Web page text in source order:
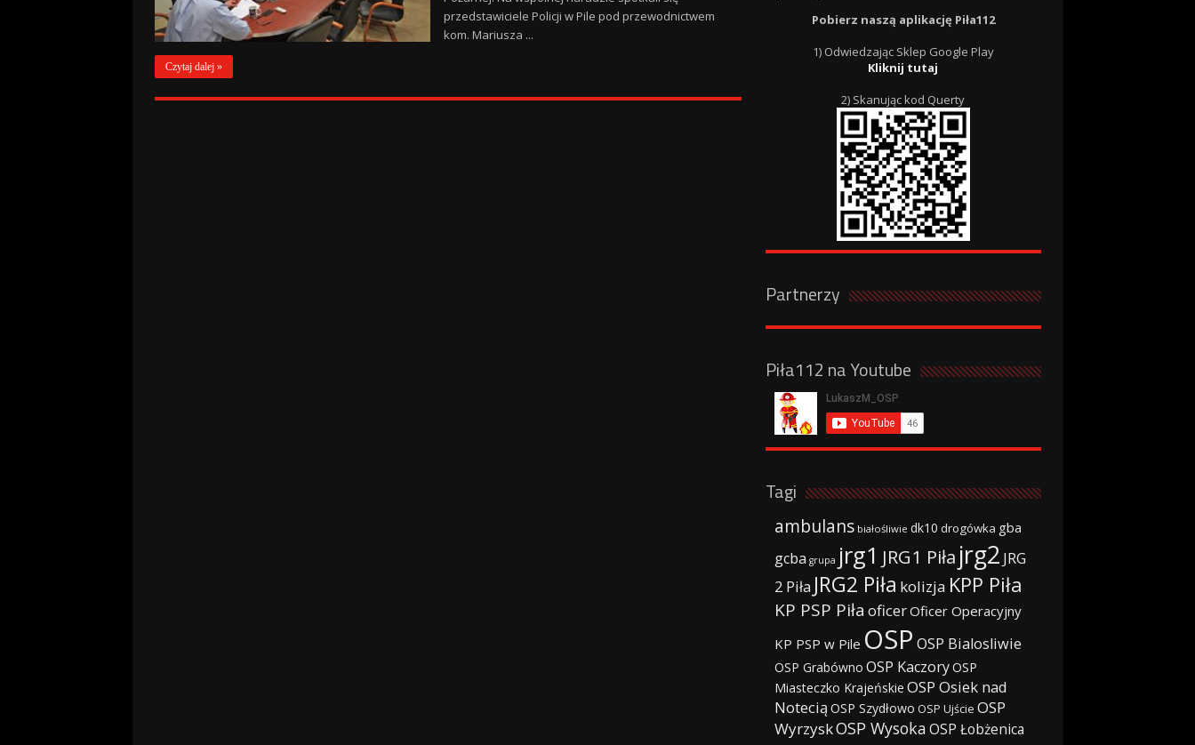
przedstawiciele Policji w Pile pod przewodnictwem
kom. Mariusza ...
Czytaj dalej »
Pobierz naszą aplikację Piła112
1) Odwiedzając Sklep Google Play
Kliknij tutaj
2) Skanując kod Querty
Partnerzy
Piła112 na Youtube
Tagi
ambulans białośliwie dk10 drogówka gba
gcba grupa jrg1 JRG1 Piła jrg2 JRG
2 Piła JRG2 Piła kolizja KPP Piła
KP PSP Piła oficerOficer Operacyjny
KP PSP w Pile OSP OSP Bialosliwie
OSP Grabówno OSP KaczoryOSP
Miasteczko Krajeńskie OSP Osiek nad
Notecią OSP Szydłowo OSP Ujście OSP
WyrzyskOSP WysokaOSP Łobżenica